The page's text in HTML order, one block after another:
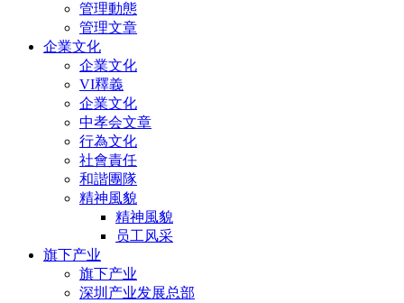
管理動態
管理文章
企業文化
企業文化
VI釋義
企業文化
中孝会文章
行為文化
社會責任
和諧團隊
精神風貌
精神風貌
员工风采
旗下产业
旗下产业
深圳产业发展总部